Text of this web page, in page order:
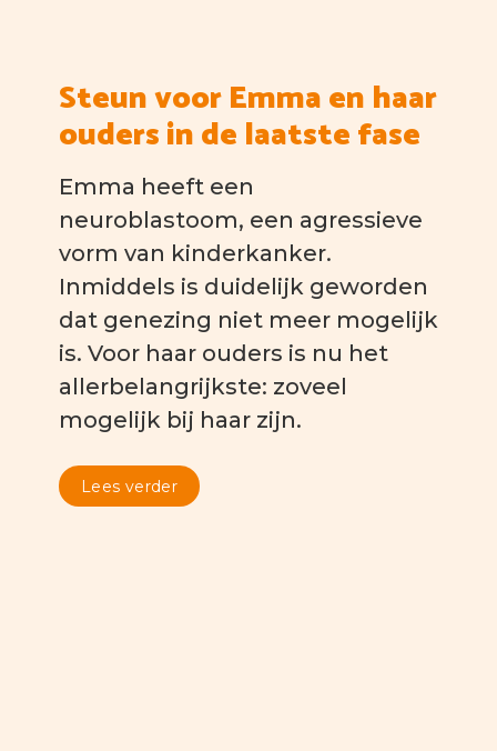
Steun voor Emma en haar
ouders in de laatste fase
Emma heeft een
neuroblastoom, een agressieve
vorm van kinderkanker.
Inmiddels is duidelijk geworden
dat genezing niet meer mogelijk
is. Voor haar ouders is nu het
allerbelangrijkste: zoveel
mogelijk bij haar zijn.
Lees verder